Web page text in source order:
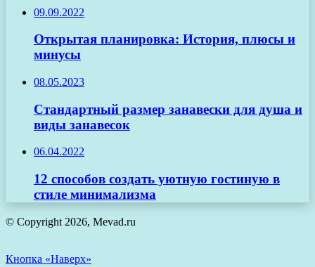
09.09.2022
Открытая планировка: История, плюсы и
минусы
08.05.2023
Стандартный размер занавески для душа и
виды занавесок
06.04.2022
12 способов создать уютную гостиную в
стиле минимализма
© Copyright 2026, Mevad.ru
Кнопка «Наверх»